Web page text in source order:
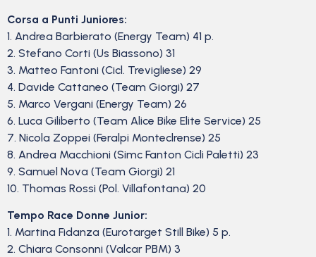
Corsa a Punti Juniores:
1. Andrea Barbierato (Energy Team) 41 p.
2. Stefano Corti (Us Biassono) 31
3. Matteo Fantoni (Cicl. Trevigliese) 29
4. Davide Cattaneo (Team Giorgi) 27
5. Marco Vergani (Energy Team) 26
6. Luca Giliberto (Team Alice Bike Elite Service) 25
7. Nicola Zoppei (Feralpi Monteclrense) 25
8. Andrea Macchioni (Simc Fanton Cicli Paletti) 23
9. Samuel Nova (Team Giorgi) 21
10. Thomas Rossi (Pol. Villafontana) 20
Tempo Race Donne Junior:
1. Martina Fidanza (Eurotarget Still Bike) 5 p.
2. Chiara Consonni (Valcar PBM) 3